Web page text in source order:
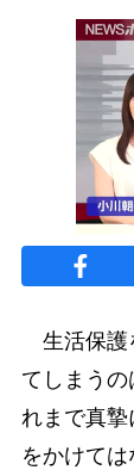
生活保護
てしまう
れまで真
をかけて